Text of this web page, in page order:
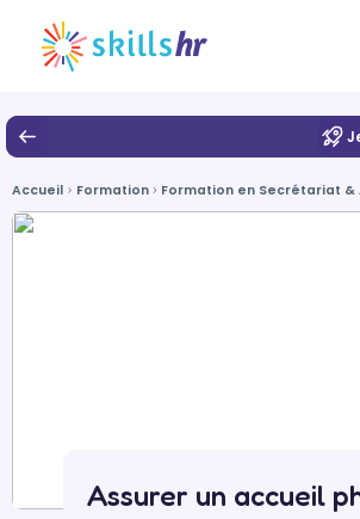
Accueil Formation Formation en Secrétariat
Assurer un accueil